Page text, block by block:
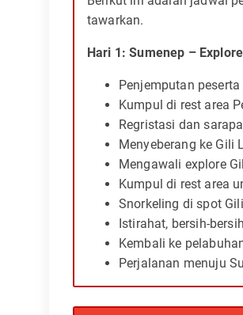
tawarkan.
Hari 1: Sumenep –
Penjemputan
Kumpul di rest area
Regristasi dan
Menyeberang ke Gili
Mengawali explore
Kumpul di rest area
Snorkeling di spot
Istirahat, bersih-
Kembali ke
Perjalanan menuju